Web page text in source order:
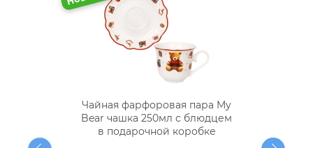
Чайная фарфоровая пара My
Bear чашка 250мл с блюдцем
в подарочной коробке